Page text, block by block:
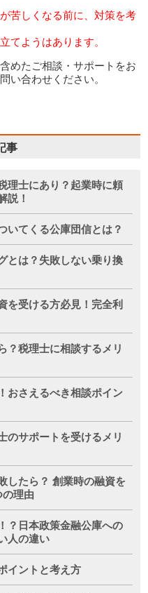
苦しくなる前に、対策を考
てようはあります。
めたご相談・サポートをお
い合わせください。
事
理士にあり？起業時に頼
説！
いてくる公庫団信とは？
とは？失敗しない乗り換
を受ける方必見！完全利
？税理士に相談するメリ
おさえるべき相談ポイン
のサポートを受けるメリ
したら？ 創業時の融資を
理由
？日本政策金融公庫への
人の違い
イントと考え方